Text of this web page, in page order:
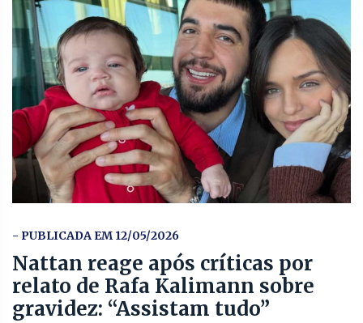
- PUBLICADA EM 12/05/2026
Nattan reage após críticas por
relato de Rafa Kalimann sobre
gravidez: “Assistam tudo”